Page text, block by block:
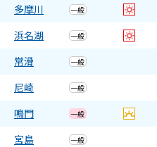
多摩川
一般
浜名湖
一般
常滑
一般
尼崎
一般
鳴門
一般
宮島
一般